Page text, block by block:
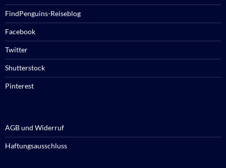
FindPenguins-Reiseblog
Facebook
Twitter
Shutterstock
Pinterest
AGB und Widerruf
Haftungsausschluss